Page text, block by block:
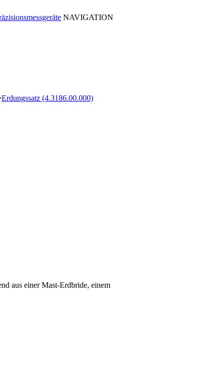
NAVIGATION
Erdungssatz (4.3186.00.000)
aus einer Mast-Erdbride, einem